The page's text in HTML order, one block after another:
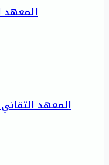
المعهد
المعهد